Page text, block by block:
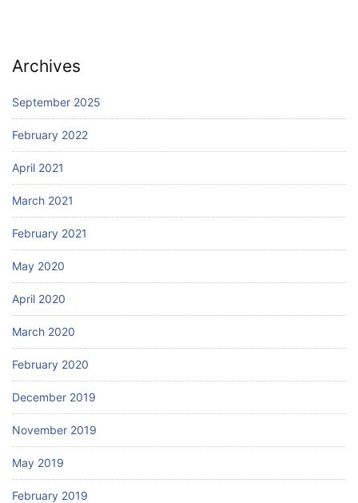
Archives
September 2025
February 2022
April 2021
March 2021
February 2021
May 2020
April 2020
March 2020
February 2020
December 2019
November 2019
May 2019
February 2019